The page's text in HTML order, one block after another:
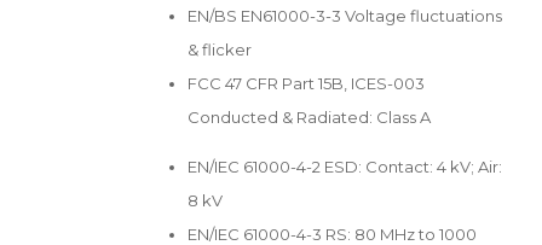
EN/BS EN61000-3-3 Voltage fluctuations
& flicker
FCC 47 CFR Part 15B, ICES-003
Conducted & Radiated: Class A
EN/IEC 61000-4-2 ESD: Contact: 4 kV; Air:
8 kV
EN/IEC 61000-4-3 RS: 80 MHz to 1000